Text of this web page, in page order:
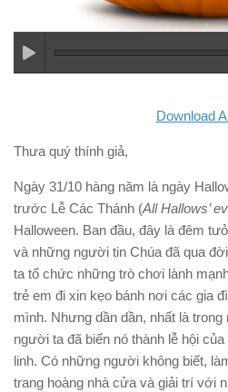
Download
Thưa quý thính giả,
Ngày 31/10 hàng năm là ngày
trước Lễ Các Thánh (All Hallows’
Halloween. Ban đầu, đây là đêm
và những người tin Chúa đã qua
ta tổ chức những trò chơi lành
trẻ em đi xin kẹo bánh nơi các gia
mình. Nhưng dần dần, nhất là
người ta đã biến nó thành lễ hội
linh. Có những người không biết,
trang hoàng nhà cửa và giải trí với